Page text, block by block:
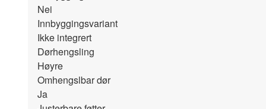
Nei
Innbyggingsvariant
Ikke integrert
Dørhengsling
Høyre
Omhengslbar dør
Ja